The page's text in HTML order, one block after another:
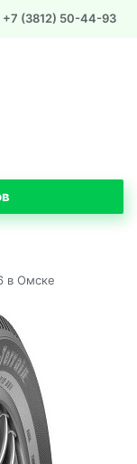
+7 (3812) 50-44-93
в Омске